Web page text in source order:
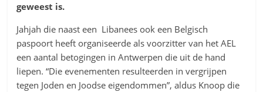
geweest is.
Jahjah die naast een Libanees ook een Belgisch
paspoort heeft organiseerde als voorzitter van het AEL
een aantal betogingen in Antwerpen die uit de hand
liepen. “Die evenementen resulteerden in vergrijpen
tegen Joden en Joodse eigendommen”, aldus Knoop die